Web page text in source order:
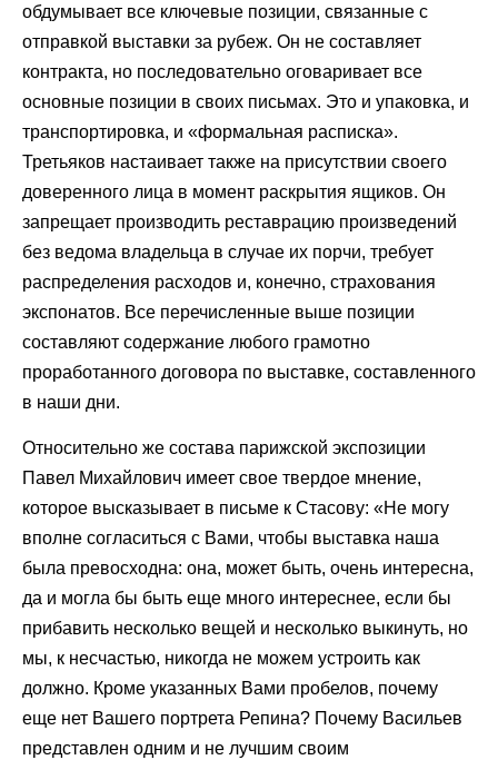
обдумывает все ключевые позиции, связанные с
отправкой выставки за рубеж. Он не составляет
контракта, но последовательно оговаривает все
основные позиции в своих письмах. Это и упаковка, и
транспортировка, и «формальная расписка».
Третьяков настаивает также на присутствии своего
доверенного лица в момент раскрытия ящиков. Он
запрещает производить реставрацию произведений
без ведома владельца в случае их порчи, требует
распределения расходов и, конечно, страхования
экспонатов. Все перечисленные выше позиции
составляют содержание любого грамотно
проработанного договора по выставке, составленного
в наши дни.
Относительно же состава парижской экспозиции
Павел Михайлович имеет свое твердое мнение,
которое высказывает в письме к Стасову: «Не могу
вполне согласиться с Вами, чтобы выставка наша
была превосходна: она, может быть, очень интересна,
да и могла бы быть еще много интереснее, если бы
прибавить несколько вещей и несколько выкинуть, но
мы, к несчастью, никогда не можем устроить как
должно. Кроме указанных Вами пробелов, почему
еще нет Вашего портрета Репина? Почему Васильев
представлен одним и не лучшим своим